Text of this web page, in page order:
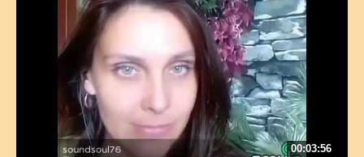
00:03:56